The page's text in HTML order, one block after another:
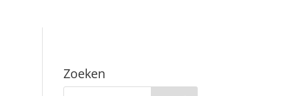
Zoeken